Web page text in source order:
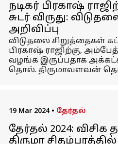
நடிகர் பிரகாஷ்
சுடர் விருது:
அறிவிப்பு
விடுதலை சிறுத்தைகள்
பிரகாஷ் ராஜிற்கு,
வழங்க இருப்பதாக
தொல். திருமாவளவன்
19 Mar 2024 • தேர்தல்
தேர்தல் 2024:
திருமா